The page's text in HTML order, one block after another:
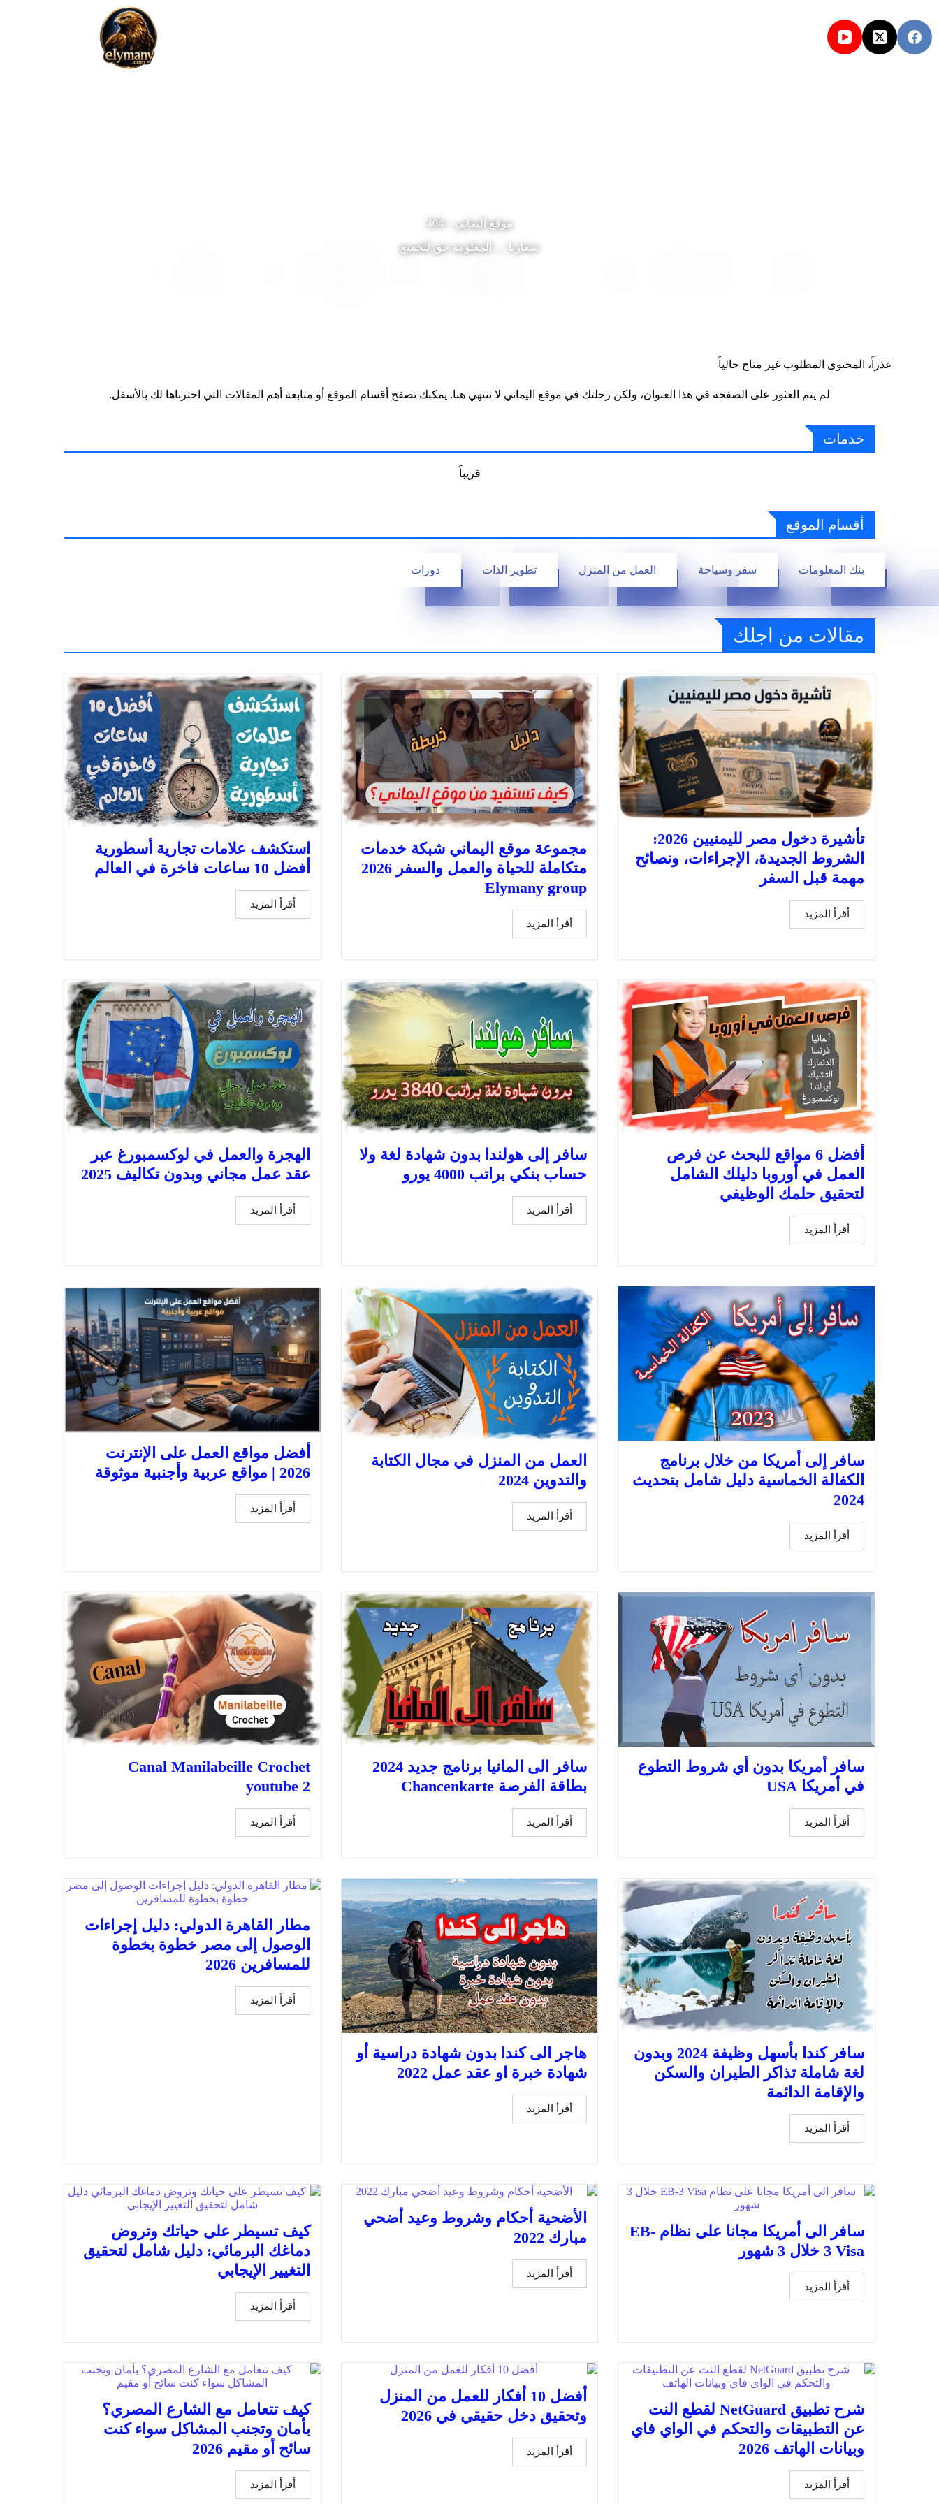
موقع اليماني – 404
شعارنا … المعلومة حق للجميع
عذراً، المحتوى المطلوب غير متاح حالياً
لم يتم العثور على الصفحة في هذا العنوان، ولكن رحلتك في موقع اليماني لا تنتهي هنا. يمكنك تصفح أقسام الموقع أو متابعة أهم المقالات التي اخترناها لك بالأسفل.
خدمات
قريباً
أقسام الموقع
بنك المعلومات سفر وسياحة العمل من المنزل تطوير الذات دورات
مقالات من اجلك
تأشيرة دخول مصر لليمنيين 2026:
الشروط الجديدة، الإجراءات، ونصائح
مهمة قبل السفر
أقرأ المزيد
مجموعة موقع اليماني شبكة خدمات
متكاملة للحياة والعمل والسفر 2026
Elymany group
أقرأ المزيد
استكشف علامات تجارية أسطورية
أفضل 10 ساعات فاخرة في العالم
أقرأ المزيد
أفضل 6 مواقع للبحث عن فرص
العمل في أوروبا دليلك الشامل
لتحقيق حلمك الوظيفي
أقرأ المزيد
سافر إلى هولندا بدون شهادة لغة ولا
حساب بنكي براتب 4000 يورو
أقرأ المزيد
الهجرة والعمل في لوكسمبورغ عبر
عقد عمل مجاني وبدون تكاليف 2025
أقرأ المزيد
سافر إلى أمريكا من خلال برنامج
الكفالة الخماسية دليل شامل بتحديث
2024
أقرأ المزيد
العمل من المنزل في مجال الكتابة
والتدوين 2024
أقرأ المزيد
أفضل مواقع العمل على الإنترنت
2026 | مواقع عربية وأجنبية موثوقة
أقرأ المزيد
سافر أمريكا بدون أي شروط التطوع
في أمريكا USA
أقرأ المزيد
سافر الى المانيا برنامج جديد 2024
بطاقة الفرصة Chancenkarte
أقرأ المزيد
Canal Manilabeille Crochet
youtube 2
أقرأ المزيد
سافر كندا بأسهل وظيفة 2024 وبدون
لغة شاملة تذاكر الطيران والسكن
والإقامة الدائمة
أقرأ المزيد
هاجر الى كندا بدون شهادة دراسية أو
شهادة خبرة او عقد عمل 2022
أقرأ المزيد
مطار القاهرة الدولي: دليل إجراءات
الوصول إلى مصر خطوة بخطوة
للمسافرين 2026
أقرأ المزيد
سافر الى أمريكا مجانا على نظام EB-
3 Visa خلال 3 شهور
أقرأ المزيد
الأضحية أحكام وشروط وعيد أضحي
مبارك 2022
أقرأ المزيد
كيف تسيطر على حياتك وتروض
دماغك البرمائي: دليل شامل لتحقيق
التغيير الإيجابي
أقرأ المزيد
شرح تطبيق NetGuard لقطع النت
عن التطبيقات والتحكم في الواي فاي
وبيانات الهاتف 2026
أقرأ المزيد
أفضل 10 أفكار للعمل من المنزل
وتحقيق دخل حقيقي في 2026
أقرأ المزيد
كيف تتعامل مع الشارع المصري؟
بأمان وتجنب المشاكل سواء كنت
سائح أو مقيم 2026
أقرأ المزيد